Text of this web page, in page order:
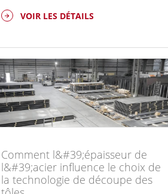
VOIR LES DÉTAILS
Comment l&#39;épaisseur de
l&#39;acier influence le choix de
la technologie de découpe des